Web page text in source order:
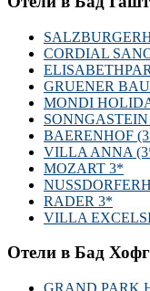
CORDIAL
GRUENER
MONDI
BAERENHOF
VILLA ANNA
MOZART 3*
RADER 3*
VILLA
Отели в Бад
GRAND PARK